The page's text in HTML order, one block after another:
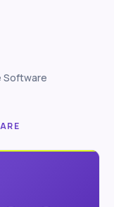
Software